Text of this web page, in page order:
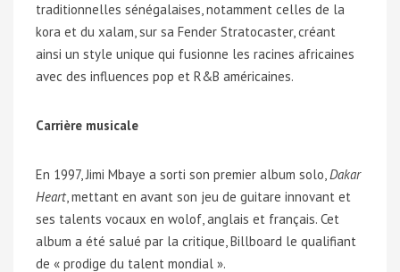
traditionnelles sénégalaises, notamment celles de la
kora et du xalam, sur sa Fender Stratocaster, créant
ainsi un style unique qui fusionne les racines africaines
avec des influences pop et R&B américaines.
Carrière musicale
En 1997, Jimi Mbaye a sorti son premier album solo,Dakar
Heart, mettant en avant son jeu de guitare innovant et
ses talents vocaux en wolof, anglais et français. Cet
album a été salué par la critique, Billboard le qualifiant
de « prodige du talent mondial ».